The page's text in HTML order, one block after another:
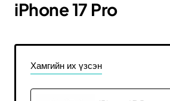
iPhone 17 Pro
Хамгийн их үзсэн